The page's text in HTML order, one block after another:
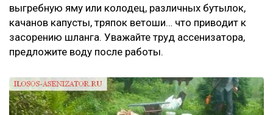
выгребную яму или колодец, различных бутылок,
качанов капусты, тряпок ветоши… что приводит к
засорению шланга. Уважайте труд ассенизатора,
предложите воду после работы.